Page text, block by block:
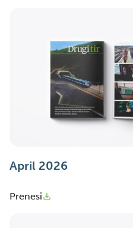
April 2026
Prenesi